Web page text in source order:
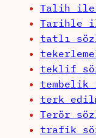
Talih
Tarihle
tatlı
teklif
terk
Terör
trafik